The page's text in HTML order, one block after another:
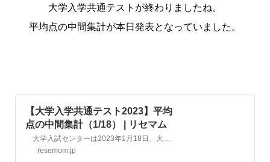
大学入学共通テストが終わりましたね。
平均点の中間集計が本日発表となっていました。
【大学入学共通テスト2023】平均
点の中間集計（1/18） | リセマム
大学入試センターは2023年1月18日、大学入学共通テスト（旧センター試験、以下、共通テスト）の平均点等一覧（中間集計）を発表した。平均点は、国語105.17点、英語リーディング55.07点等。最終発表は、2月6日（予定）。
resemom.jp